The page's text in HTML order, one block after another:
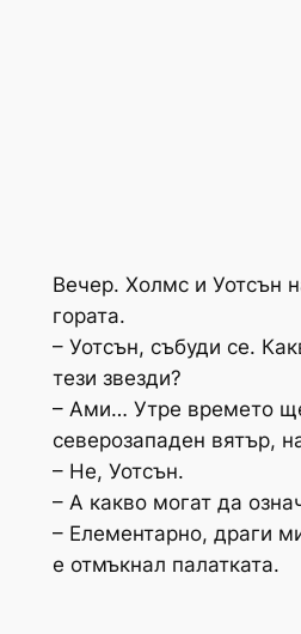
Вечер. Холмс и Уотсън
гората.
– Уотсън, събуди се.
тези звезди?
– Ами… Утре времето
северозападен вятър,
– Не, Уотсън.
– А какво могат да
– Елементарно, драги
е отмъкнал палатката.